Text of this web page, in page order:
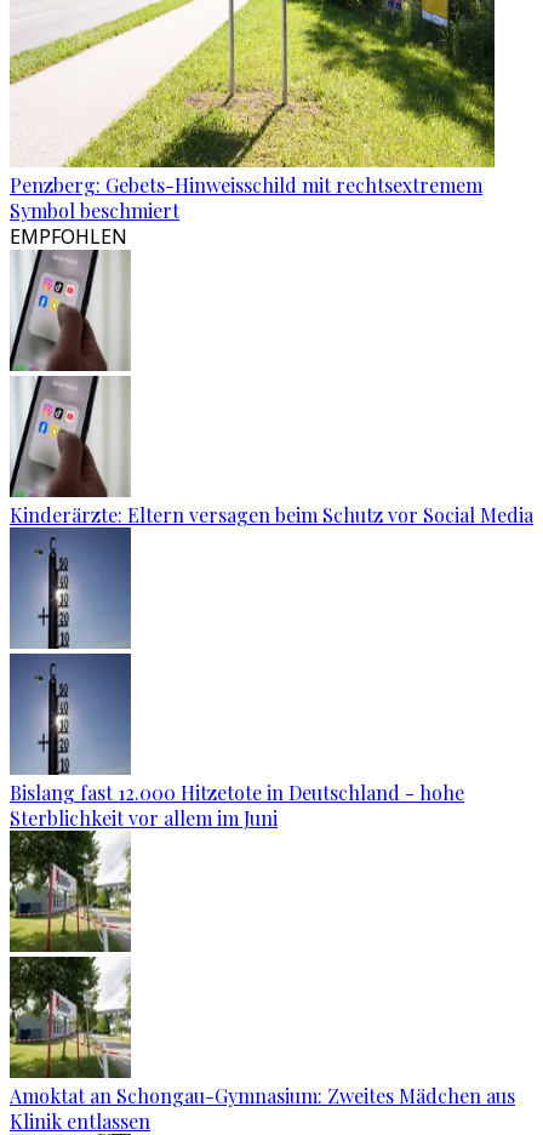
Penzberg: Gebets-Hinweisschild mit rechtsextremem
Symbol beschmiert
EMPFOHLEN
Kinderärzte: Eltern versagen beim Schutz vor Social Media
Bislang fast 12.000 Hitzetote in Deutschland - hohe
Sterblichkeit vor allem im Juni
Amoktat an Schongau-Gymnasium: Zweites Mädchen aus
Klinik entlassen